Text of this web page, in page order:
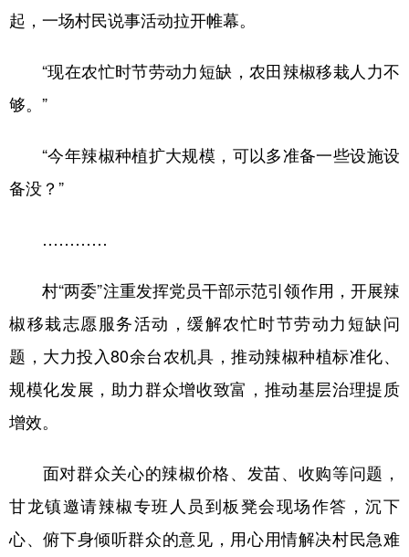
广东 广西 海南
四川 贵州 云南 西藏
English
Русский язык 日本語 한국어
Deutsch Português
起，一场村民说事活动拉开帷幕。
“现在农忙时节劳动力短缺，农田辣椒移栽人力不
够。”
“今年辣椒种植扩大规模，可以多准备一些设施设
备没？”
…………
村“两委”注重发挥党员干部示范引领作用，开展辣
椒移栽志愿服务活动，缓解农忙时节劳动力短缺问
题，大力投入80余台农机具，推动辣椒种植标准化、
规模化发展，助力群众增收致富，推动基层治理提质
增效。
面对群众关心的辣椒价格、发苗、收购等问题，
甘龙镇邀请辣椒专班人员到板凳会现场作答，沉下
心、俯下身倾听群众的意见，用心用情解决村民急难